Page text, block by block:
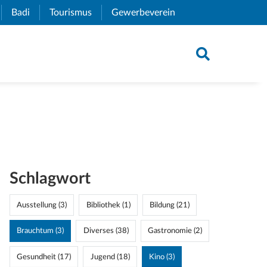
Link)
Badi (External Link)
Tourismus (External Link)
Gewerbeverein
Schlagwort
Ausstellung (3) Bibliothek (1) Bildung (21)
Brauchtum (3) Diverses (38) Gastronomie (2)
Gesundheit (17) Jugend (18) Kino (3)